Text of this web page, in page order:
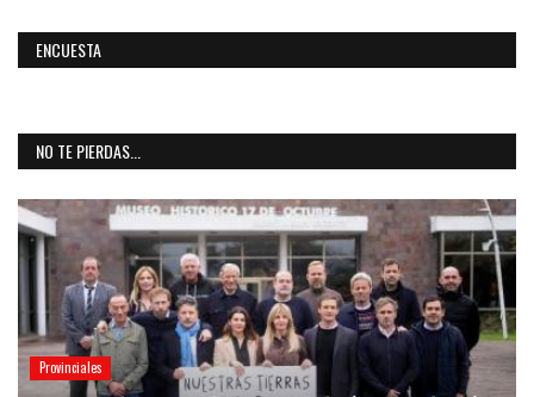
ENCUESTA
NO TE PIERDAS...
Provinciales